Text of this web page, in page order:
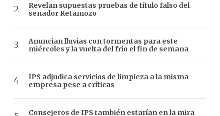
Revelan supuestas pruebas de título falso del
senador Retamozo
Anuncian lluvias con tormentas para este
miércoles y la vuelta del frío el fin de semana
IPS adjudica servicios de limpieza a la misma
empresa pese a críticas
Consejeros de IPS también estarían en la mira